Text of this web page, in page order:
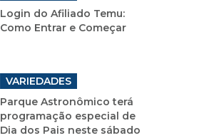
Login do Afiliado Temu:
Como Entrar e Começar
VARIEDADES
Parque Astronômico terá
programação especial de
Dia dos Pais neste sábado